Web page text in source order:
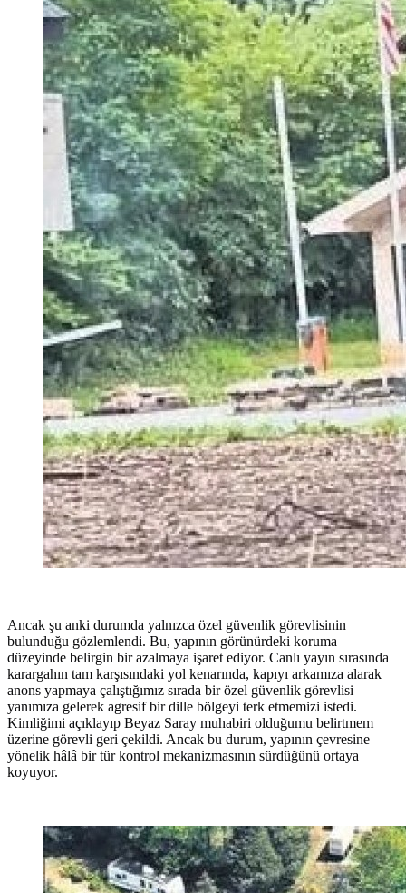
Ancak şu anki durumda yalnızca özel güvenlik görevlisinin
bulunduğu gözlemlendi. Bu, yapının görünürdeki koruma
düzeyinde belirgin bir azalmaya işaret ediyor. Canlı yayın sırasında
karargahın tam karşısındaki yol kenarında, kapıyı arkamıza alarak
anons yapmaya çalıştığımız sırada bir özel güvenlik görevlisi
yanımıza gelerek agresif bir dille bölgeyi terk etmemizi istedi.
Kimliğimi açıklayıp Beyaz Saray muhabiri olduğumu belirtmem
üzerine görevli geri çekildi. Ancak bu durum, yapının çevresine
yönelik hâlâ bir tür kontrol mekanizmasının sürdüğünü ortaya
koyuyor.